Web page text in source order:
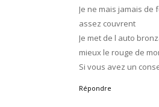
Je ne mais jamais de
assez couvrent
Je met de l auto
mieux le rouge de
Si vous avez un
Répondre